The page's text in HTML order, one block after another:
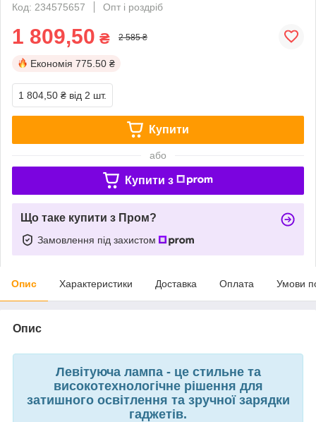
Код: 234575657
Опт і роздріб
1 809,50 ₴ 2 585 ₴
Економія 775.50 ₴
1 804,50 ₴ від 2 шт.
Купити
або
Купити з
Що таке купити з Пром?
Замовлення під захистом
Опис Характеристики Доставка Оплата Умови
Опис
Левітуюча лампа - це стильне та
високотехнологічне рішення для
затишного освітлення та зручної зарядки
гаджетів.